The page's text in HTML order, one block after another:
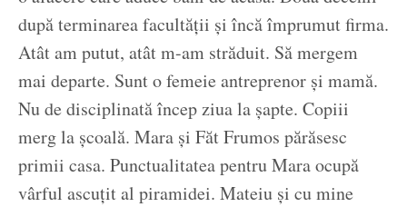
după terminarea facultății și încă împrumut firma.
Atât am putut, atât m-am străduit. Să mergem
mai departe. Sunt o femeie antreprenor și mamă.
Nu de disciplinată încep ziua la șapte. Copiii
merg la școală. Mara și Făt Frumos părăsesc
primii casa. Punctualitatea pentru Mara ocupă
vârful ascuțit al piramidei. Mateiu și cu mine